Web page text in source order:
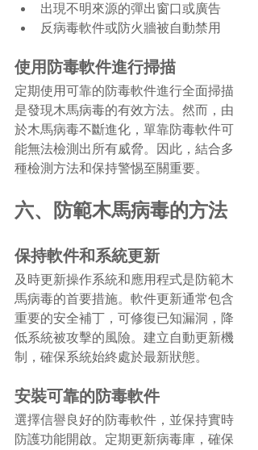
出現不明來源的彈出窗口或廣告
反病毒軟件或防火牆被自動禁用
使用防毒軟件進行掃描
定期使用可靠的防毒軟件進行全面掃描
是發現木馬病毒的有效方法。然而，由
於木馬病毒不斷進化，單靠防毒軟件可
能無法檢測出所有威脅。因此，結合多
種檢測方法和保持警惕至關重要。
六、防範木馬病毒的方法
保持軟件和系統更新
及時更新操作系統和應用程式是防範木
馬病毒的首要措施。軟件更新通常包含
重要的安全補丁，可修復已知漏洞，降
低系統被攻擊的風險。建立自動更新機
制，確保系統始終處於最新狀態。
安裝可靠的防毒軟件
選擇信譽良好的防毒軟件，並保持實時
防護功能開啟。定期更新病毒庫，確保